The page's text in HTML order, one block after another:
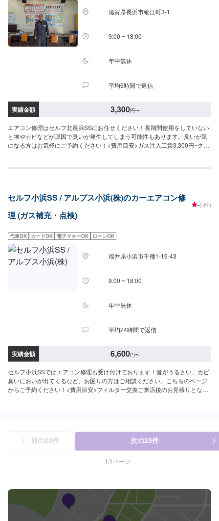
滋賀県長浜市細江町3-1
9:00 ~ 18:00
年中無休
平均6時間で返信
実績金額 3,300円〜
エアコン修理はセルフ北長浜SSにお任せください！長期間使用をしていない
と埃やカビなどが原因で臭いが発生してしまう可能性もあります。臭いが気
になる方はお気軽にご予約ください！<費用目安>ガス注入工賃3,300円~クリ
セルフ小浜SS / アルプス小浜(株)のカーエアコン修
理 (ガス補充・点検)
-(-件)
代車OK カードOK 電子マネーOK ローンOK
福井県小浜市千種1-16-43
9:00 ~ 18:00
年中無休
平均24時間で返信
実績金額 6,600円〜
セルフ小浜SSではエアコン修理も受け付けております！音がうるさい、カビ
臭いにおいが出てくるなど、お困りの方はご相談ください。こちらのページ
からご予約ください！<費用目安>フィルター交換ご来店後のお見積りとなり
前の20件 次の20件
1/1ページ